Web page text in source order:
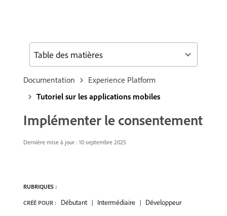
Documentation
Experience Platform
Tutoriel sur les applications mobiles
Implémenter le consentement
Dernière mise à jour : 10 septembre 2025
RUBRIQUES :
CRÉÉ POUR : Débutant Intermédiaire Développeur
Table des matières